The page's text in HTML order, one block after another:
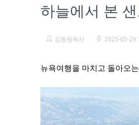
하늘에서 본
김동원목사 2025-05-29
뉴욕여행을 마치고 돌아오